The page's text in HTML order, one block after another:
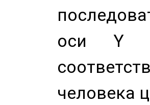
оси Y
человека